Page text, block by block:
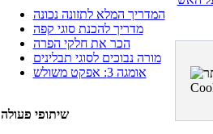
המדריך המלא לתזונה נכונה
מדריך להכנת סוגי קפה
הכר את חלקי הפרה
מורה נבוכים לסוגי תבלינים
אומגה 3: אפקט משולש
שיתופי פעולה